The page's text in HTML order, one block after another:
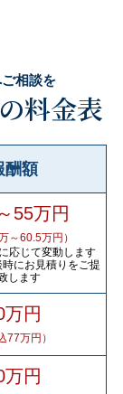
相談を
料金表
酬額
55万円
～60.5万円）
応じて変動します
にお見積りをご提
します
万円
77万円）
万円